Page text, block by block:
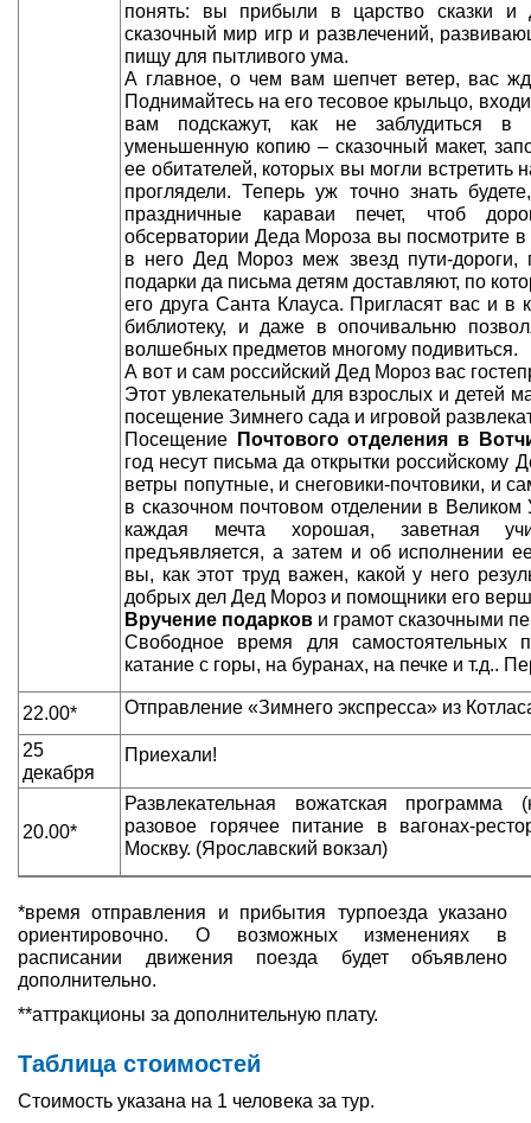
понять: вы прибыли в царство сказки и
сказочный мир игр и развлечений,
пищу для пытливого ума.
А главное, о чем вам шепчет ветер, вас
Поднимайтесь на его тесовое крыльцо,
вам подскажут, как не заблудиться
уменьшенную копию – сказочный макет,
ее обитателей, которых вы могли встретить
проглядели. Теперь уж точно знать
праздничные караваи печет, чтоб
обсерватории Деда Мороза вы посмотрите
в него Дед Мороз меж звезд пути-
подарки да письма детям доставляют, по
его друга Санта Клауса. Пригласят вас и в
библиотеку, и даже в опочивальню
волшебных предметов многому подивиться.
А вот и сам российский Дед Мороз вас
Этот увлекательный для взрослых и детей
посещение Зимнего сада и игровой
Посещение
Почтового отделения в
год несут письма да открытки российскому
ветры попутные, и снеговики-почтовики, и
в сказочном почтовом отделении в Великом
каждая мечта хорошая, заветная
предъявляется, а затем и об исполнении
вы, как этот труд важен, какой у него
добрых дел Дед Мороз и помощники его
Вручение подарков и грамот сказочными
Свободное время для самостоятельных
катание с горы, на буранах, на печке и т.д..
22.00* Отправление «Зимнего экспресса» из
25
декабря
Приехали!
20.00*
Развлекательная вожатская программа
разовое горячее питание в вагонах-
Москву. (Ярославский вокзал)
*время отправления и прибытия турпоезда указано
ориентировочно. О возможных изменениях в
расписании движения поезда будет объявлено
дополнительно.
**аттракционы за дополнительную плату.
Таблица стоимостей
Стоимость указана на 1 человека за тур.